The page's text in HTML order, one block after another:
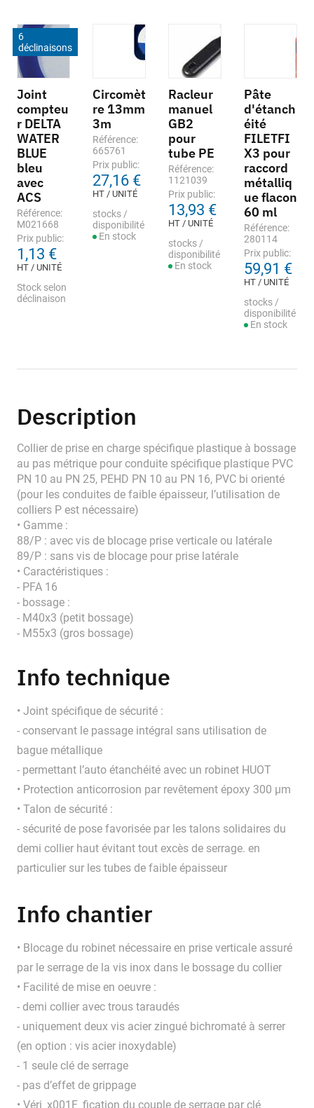
6
déclinaisons
Joint
compteu
r DELTA
WATER
BLUE
bleu
avec
ACS
Référence:
M021668
Prix public:
1,13 €
HT / UNITÉ
Stock selon
déclinaison
Circomèt
re 13mm
3m
Référence:
665761
Prix public:
27,16 €
HT / UNITÉ
stocks /
disponibilité
En stock
Racleur
manuel
GB2
pour
tube PE
Référence:
1121039
Prix public:
13,93 €
HT / UNITÉ
stocks /
disponibilité
En stock
Pâte
d'étanch
éité
FILETFI
X3 pour
raccord
métalliq
ue flacon
60 ml
Référence:
280114
Prix public:
59,91 €
HT / UNITÉ
stocks /
disponibilité
En stock
Description
Collier de prise en charge spécifique plastique à bossage
au pas métrique pour conduite spécifique plastique PVC
PN 10 au PN 25, PEHD PN 10 au PN 16, PVC bi orienté
(pour les conduites de faible épaisseur, l’utilisation de
colliers P est nécessaire)
• Gamme :
88/P : avec vis de blocage prise verticale ou latérale
89/P : sans vis de blocage pour prise latérale
• Caractéristiques :
- PFA 16
- bossage :
- M40x3 (petit bossage)
- M55x3 (gros bossage)
Info technique
• Joint spécifique de sécurité :
- conservant le passage intégral sans utilisation de
bague métallique
- permettant l’auto étanchéité avec un robinet HUOT
• Protection anticorrosion par revêtement époxy 300 μm
• Talon de sécurité :
- sécurité de pose favorisée par les talons solidaires du
demi collier haut évitant tout excès de serrage. en
particulier sur les tubes de faible épaisseur
Info chantier
• Blocage du robinet nécessaire en prise verticale assuré
par le serrage de la vis inox dans le bossage du collier
• Facilité de mise en oeuvre :
- demi collier avec trous taraudés
- uniquement deux vis acier zingué bichromaté à serrer
(en option : vis acier inoxydable)
- 1 seule clé de serrage
- pas d’effet de grippage
• Véri_x001F_fication du couple de serrage par clé